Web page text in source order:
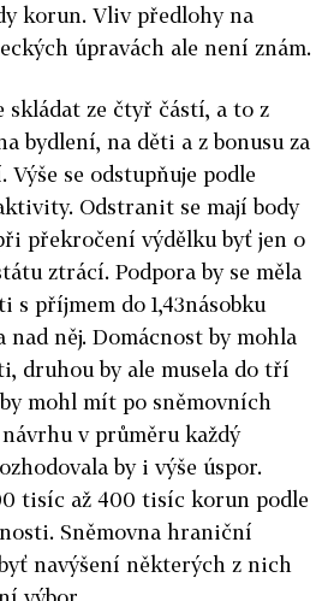
korun. Vliv předlohy na
úpravách ale není znám.
skládat ze čtyř částí, a to z
bydlení, na děti a z bonusu za
se odstupňuje podle
Odstranit se mají body
překročení výdělku byť jen o
ztrácí. Podpora by se měla
příjmem do 1,43násobku
něj. Domácnost by mohla
druhou by ale musela do tří
mohl mít po sněmovních
v průměru každý
by i výše úspor.
tisíc až 400 tisíc korun podle
Sněmovna hraniční
navýšení některých z nich